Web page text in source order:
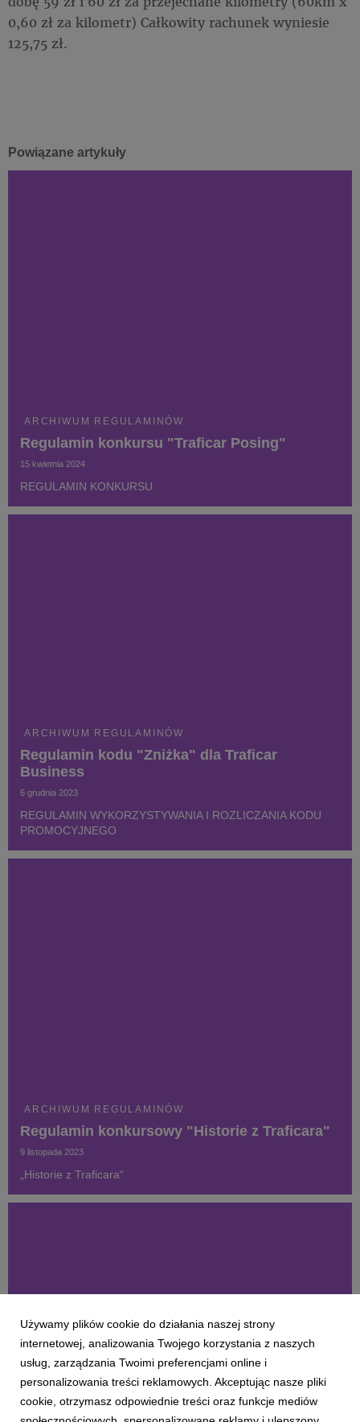
0,60 zł za kilometr) Całkowity rachunek wyniesie
125,75 zł.
Powiązane artykuły
ARCHIWUM REGULAMINÓW
Regulamin konkursu "Traficar Posing"
15 kwietnia 2024
REGULAMIN KONKURSU
ARCHIWUM REGULAMINÓW
Regulamin kodu "Zniżka" dla Traficar
Business
6 grudnia 2023
REGULAMIN WYKORZYSTYWANIA I ROZLICZANIA KODU
PROMOCYJNEGO
ARCHIWUM REGULAMINÓW
Regulamin konkursowy "Historie z Traficara"
9 listopada 2023
„Historie z Traficara“
Używamy plików cookie do działania naszej strony
internetowej, analizowania Twojego korzystania z naszych
usług, zarządzania Twoimi preferencjami online i
personalizowania treści reklamowych. Akceptując nasze pliki
cookie, otrzymasz odpowiednie treści oraz funkcje mediów